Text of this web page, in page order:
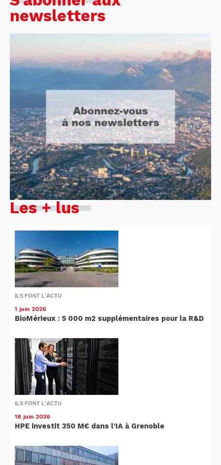
newsletters
Les + lus
ILS FONT L'ACTU
1 juin 2026
BioMérieux : 5 000 m2 supplémentaires pour la R&D
ILS FONT L'ACTU
18 juin 2026
HPE investit 350 M€ dans l’IA à Grenoble